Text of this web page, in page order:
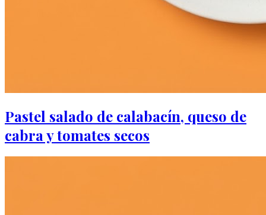
Pastel salado de calabacín, queso de
cabra y tomates secos